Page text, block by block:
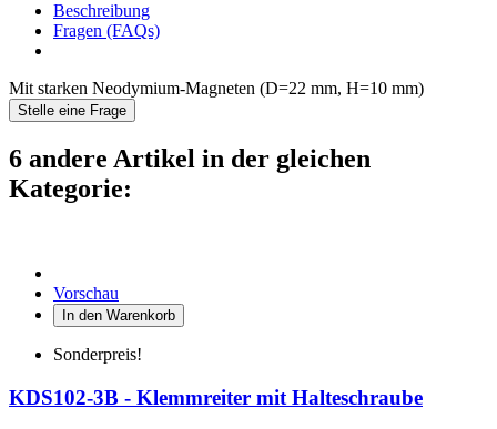
Beschreibung
Fragen (FAQs)
Mit starken Neodymium-Magneten (D=22 mm, H=10 mm)
Stelle eine Frage
6 andere Artikel in der gleichen
Kategorie:
Vorschau
In den Warenkorb
Sonderpreis!
KDS102-3B - Klemmreiter mit Halteschraube